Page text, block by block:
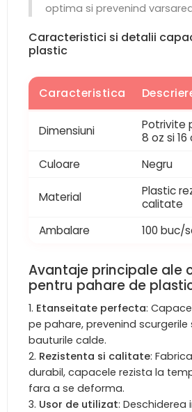
optima si prevenind
Caracteristici si detalii
plastic
Caracteristica
Dimensiuni
Potrivite
8 oz si 16
Culoare
Negru
Material
Plastic
calitate
Ambalare
100 buc/
Avantaje principale ale
pentru pahare de
Etanseitate perfecta:
pe pahare, prevenind
bauturile calde.
Rezistenta si calitate:
durabil, capacele rezista la
fara a se deforma.
Usor de utilizat: Deschiderea